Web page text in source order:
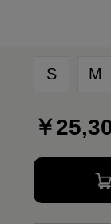
S M
￥